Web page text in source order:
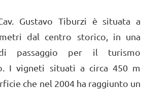
Gustavo Tiburzi è situata a
dal centro storico, in una
passaggio per il turismo
I vigneti situati a circa 450 m
che nel 2004 ha raggiunto un